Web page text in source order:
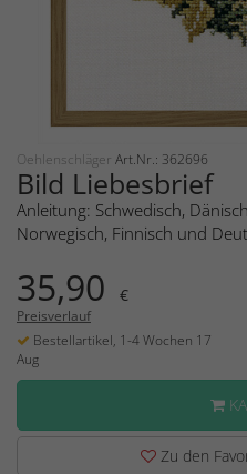
Oehlenschläger Art.Nr.: 362696
Bild Liebesbrief
Anleitung: Schwedisch,
Norwegisch, Finnisch und
35,90 €
Preisverlauf
Bestellartikel, 1-4 Wochen 17
Aug
Zu den